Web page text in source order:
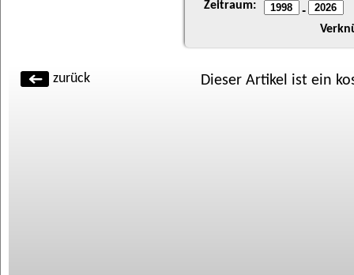
Zeitraum: -
zurück Dieser Artikel ist ein